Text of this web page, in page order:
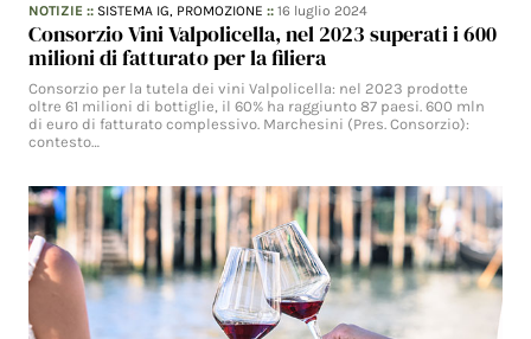
NOTIZIE :: SISTEMA IG, PROMOZIONE ::16 luglio 2024
Consorzio Vini Valpolicella, nel 2023 superati i 600
milioni di fatturato per la filiera
Consorzio per la tutela dei vini Valpolicella: nel 2023 prodotte
oltre 61 milioni di bottiglie, il 60% ha raggiunto 87 paesi. 600 mln
di euro di fatturato complessivo. Marchesini (Pres. Consorzio):
contesto…